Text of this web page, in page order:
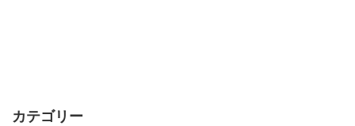
カテゴリー